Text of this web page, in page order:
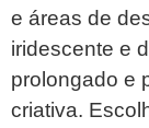
e áreas de
iridescente e
prolongado e
criativa.